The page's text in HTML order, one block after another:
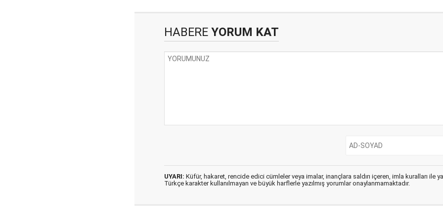
HABEREYORUM KAT
UYARI: Küfür, hakaret, rencide edici cümleler veya imalar, inançlara saldırı içeren, imla kuralları ile
Türkçe karakter kullanılmayan ve büyük harflerle yazılmış yorumlar onaylanmamaktadır.